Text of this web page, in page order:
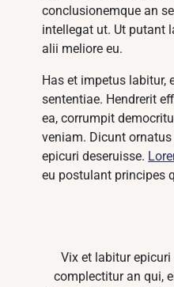
conclusionemque an
intellegat ut. Ut putant
alii meliore eu.
Has et impetus labitur,
sententiae. Hendrerit
ea, corrumpit
veniam. Dicunt
epicuri deseruisse.
eu postulant principes
Vix et labitur
complectitur an qui,